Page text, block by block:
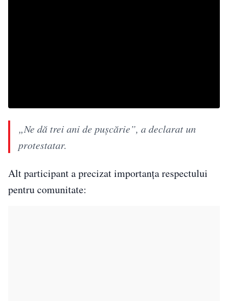
„Ne dă trei ani de pușcărie”, a declarat un
protestatar.
Alt participant a precizat importanța respectului
pentru comunitate: